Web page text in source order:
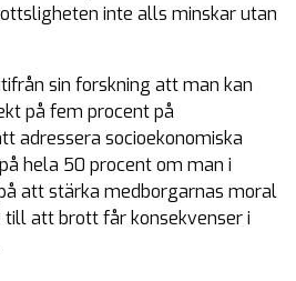
inte alls minskar utan
sin forskning att man kan
på fem procent på
adressera socioekonomiska
hela 50 procent om man i
att stärka medborgarnas moral
att brott får konsekvenser i